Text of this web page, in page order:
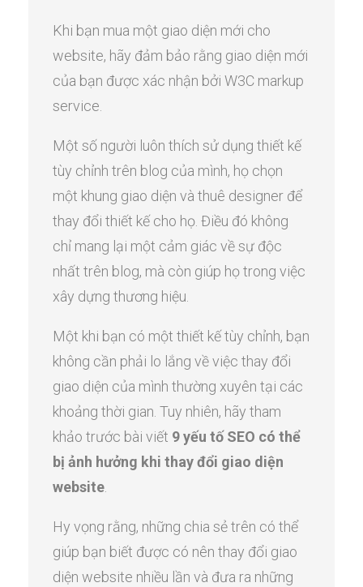
Khi bạn mua một giao diện mới cho
website, hãy đảm bảo rằng giao diện mới
của bạn được xác nhận bởi W3C markup
service.
Một số người luôn thích sử dụng thiết kế
tùy chỉnh trên blog của mình, họ chọn
một khung giao diện và thuê designer để
thay đổi thiết kế cho họ. Điều đó không
chỉ mang lại một cảm giác về sự độc
nhất trên blog, mà còn giúp họ trong việc
xây dựng thương hiệu.
Một khi bạn có một thiết kế tùy chỉnh, bạn
không cần phải lo lắng về việc thay đổi
giao diện của mình thường xuyên tại các
khoảng thời gian. Tuy nhiên, hãy tham
khảo trước bài viết 9 yếu tố SEO có thể
bị ảnh hưởng khi thay đổi giao diện
website
Hy vọng rằng, những chia sẻ trên có thể
giúp bạn biết được có nên thay đổi giao
diện website nhiều lần và đưa ra những